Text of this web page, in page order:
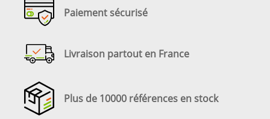
Paiement sécurisé
Livraison partout en France
Plus de 10000 références en stock